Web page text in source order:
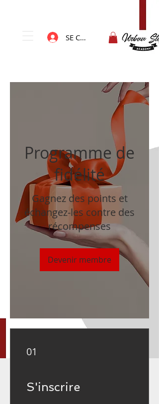
SE CONNECTER
Programme de
fidélité
Gagnez des points et
échangez-les contre des
récompenses
Devenir membre
01
S'inscrire